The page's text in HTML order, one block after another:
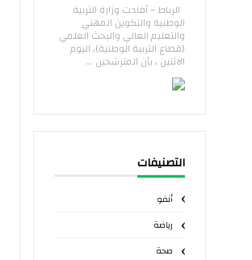
الرباط – أفادت وزارة التربية
الوطنية والتكوين المهني
والتعليم العالي والبحث العلمي
(قطاع التربية الوطنية)، اليوم
الاثنين ، بأن المترشحين ...
التصنيفات
أنفو
رياضة
صحة